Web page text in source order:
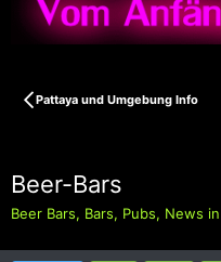
Pattaya und Umgebung Info
Beer-Bars
Beer Bars, Bars, Pubs, News